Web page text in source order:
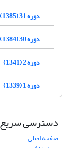
دوره 31 (1385)
دوره 30 (1384)
دوره 2 (1341)
دوره 1 (1339)
دسترسی سریع
صفحه اصلی